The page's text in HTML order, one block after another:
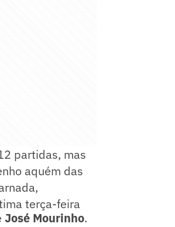
partidas, mas
aquém das
terça-feira
José Mourinho.